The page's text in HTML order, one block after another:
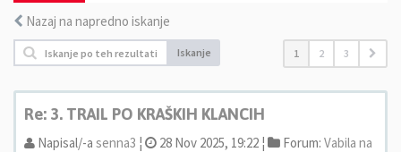
Nazaj na napredno iskanje
Iskanje 1 2 3
Re: 3. TRAIL PO KRAŠKIH KLANCIH
Napisal/-a senna3 ¦ 28 Nov 2025, 19:22 ¦ Forum: Vabila na